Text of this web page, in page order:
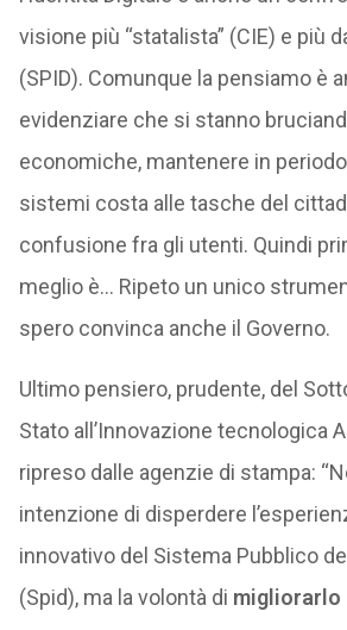
visione più “statalista” (CIE) e più
(SPID). Comunque la pensiamo è
evidenziare che si stanno
economiche, mantenere in periodo
sistemi costa alle tasche del
confusione fra gli utenti. Quindi
meglio è… Ripeto un unico
spero convinca anche il Governo.
Ultimo pensiero, prudente, del
Stato all’Innovazione tecnologica
ripreso dalle agenzie di stampa:
intenzione di disperdere
innovativo del Sistema Pubblico
(Spid), ma la volontà di migliorarlo